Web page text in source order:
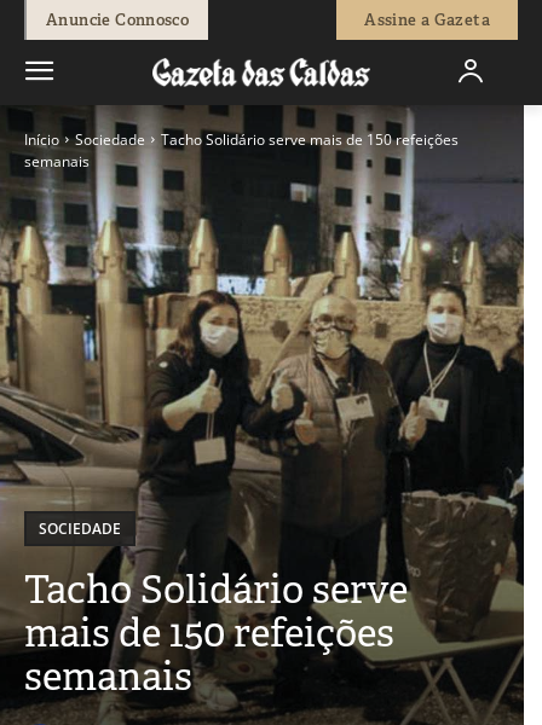
Anuncie Connosco Assine a Gazeta
Início Sociedade
Tacho Solidário serve mais de 150 refeições
semanais
SOCIEDADE
Tacho Solidário serve
mais de 150 refeições
semanais